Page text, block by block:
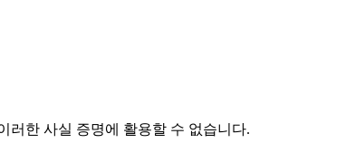
러한 사실 증명에 활용할 수 없습니다.